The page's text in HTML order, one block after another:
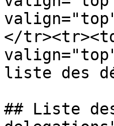
</
liste des
## Liste